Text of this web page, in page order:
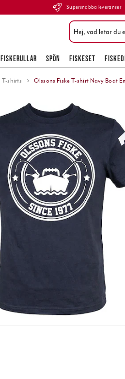
Supersnabba leveranser
FISKERULLAR SPÖN FISKESET
T-shirts Olssons Fiske T-shirt Navy Boat